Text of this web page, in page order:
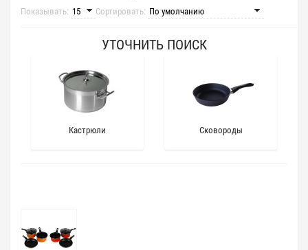
Показывать: Сортировать:
УТОЧНИТЬ ПОИСК
Кастрюли Сковороды